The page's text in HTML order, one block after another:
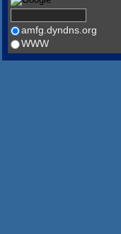
amfg.dyndns.org
WWW